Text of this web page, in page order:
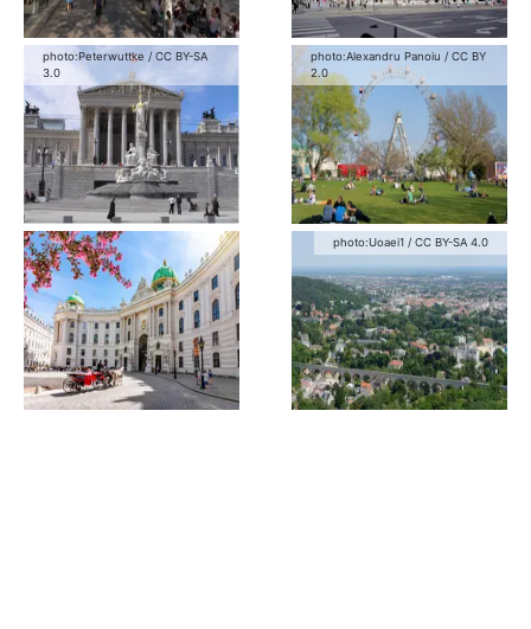
photo:Peterwuttke / CC BY-SA
3.0
photo:Alexandru Panoiu / CC BY
2.0
photo:Uoaei1 / CC BY-SA 4.0